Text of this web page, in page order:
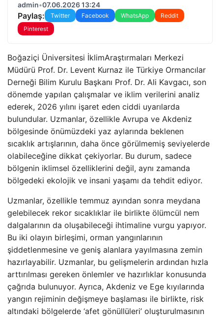
admin•07.06.2026 13:24
Paylaş: Twitter Facebook WhatsApp
Reddit
Pinterest
Boğaziçi Üniversitesi İklimAraştırmaları Merkezi
Müdürü Prof. Dr. Levent Kurnaz ile Türkiye Ormancılar
Derneği Bilim Kurulu Başkanı Prof. Dr. Ali Kavgacı, son
dönemde yapılan çalışmalar ve iklim verilerini analiz
ederek, 2026 yılını işaret eden ciddi uyarılarda
bulundular. Uzmanlar, özellikle Avrupa ve Akdeniz
bölgesinde önümüzdeki yaz aylarında beklenen
sıcaklık artışlarının, daha önce görülmemiş seviyelerde
olabileceğine dikkat çekiyorlar. Bu durum, sadece
bölgenin iklimsel özelliklerini değil, aynı zamanda
bölgedeki ekolojik ve insani yaşamı da tehdit ediyor.
Uzmanlar, özellikle temmuz ayından sonra meydana
gelebilecek rekor sıcaklıklar ile birlikte ölümcül nem
dalgalarının da oluşabileceği ihtimaline vurgu yapıyor.
Bu iki olayın birleşimi, orman yangınlarının
şiddetlenmesine ve geniş alanlara yayılmasına zemin
hazırlayabilir. Uzmanlar, bu gelişmelerin ardından hızla
arttırılması gereken önlemler ve hazırlıklar konusunda
çağrıda bulunuyor. Ayrıca, Akdeniz ve Ege kıyılarında
yangın rejiminin değişmeye başlaması ile birlikte, risk
altındaki bölgelerde ‘afet gönüllüleri’ oluşturulmasının